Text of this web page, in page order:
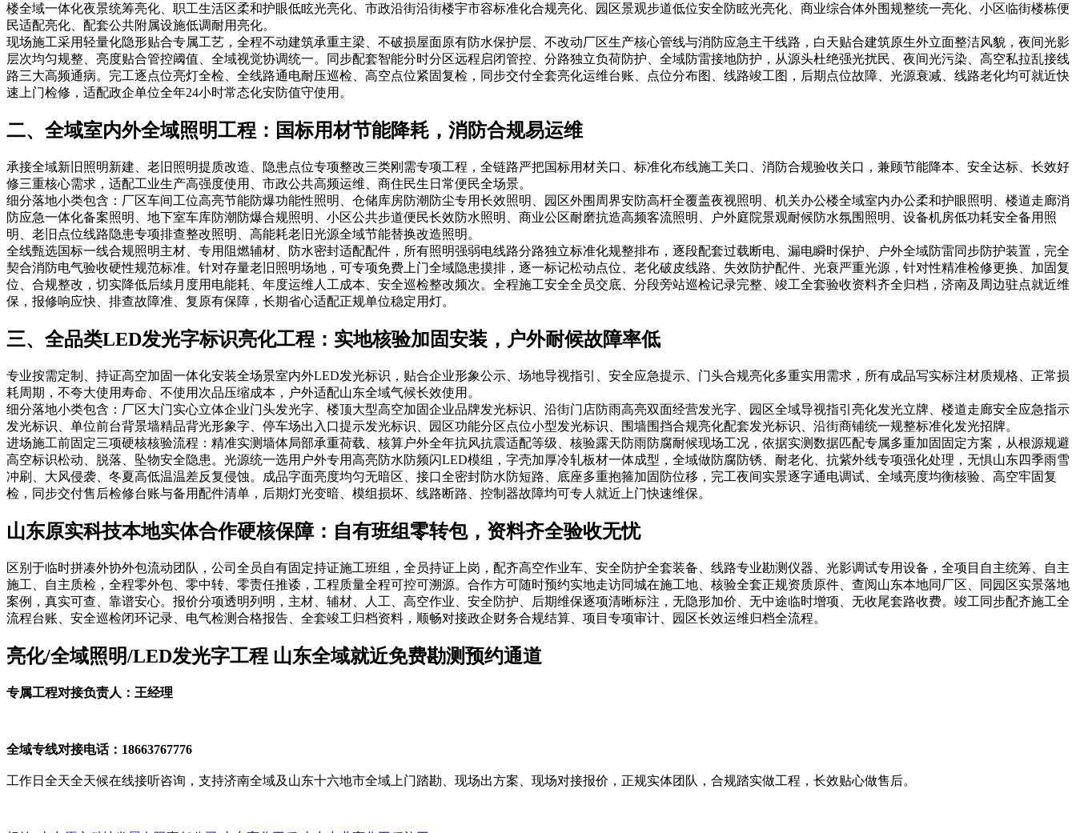
楼全域一体化夜景统筹亮化、职工生活区柔和护眼低眩光亮化、市政沿街沿街楼宇市容标准化合规亮化、园区景观步道低位安全防眩光亮化、商业综合体外围规整统一亮化、小区临街楼栋便
民适配亮化、配套公共附属设施低调耐用亮化。
现场施工采用轻量化隐形贴合专属工艺，全程不动建筑承重主梁、不破损屋面原有防水保护层、不改动厂区生产核心管线与消防应急主干线路，白天贴合建筑原生外立面整洁风貌，夜间光影
层次均匀规整、亮度贴合管控阈值、全域视觉协调统一。同步配套智能分时分区远程启闭管控、分路独立负荷防护、全域防雷接地防护，从源头杜绝强光扰民、夜间光污染、高空私拉乱接线
路三大高频通病。完工逐点位亮灯全检、全线路通电耐压巡检、高空点位紧固复检，同步交付全套亮化运维台账、点位分布图、线路竣工图，后期点位故障、光源衰减、线路老化均可就近快
速上门检修，适配政企单位全年24小时常态化安防值守使用。
二、全域室内外全域照明工程：国标用材节能降耗，消防合规易运维
承接全域新旧照明新建、老旧照明提质改造、隐患点位专项整改三类刚需专项工程，全链路严把国标用材关口、标准化布线施工关口、消防合规验收关口，兼顾节能降本、安全达标、长效好
修三重核心需求，适配工业生产高强度使用、市政公共高频运维、商住民生日常便民全场景。
细分落地小类包含：厂区车间工位高亮节能防爆功能性照明、仓储库房防潮防尘专用长效照明、园区外围周界安防高杆全覆盖夜视照明、机关办公楼全域室内办公柔和护眼照明、楼道走廊消
防应急一体化备案照明、地下室车库防潮防爆合规照明、小区公共步道便民长效防水照明、商业公区耐磨抗造高频客流照明、户外庭院景观耐候防水氛围照明、设备机房低功耗安全备用照
明、老旧点位线路隐患专项排查整改照明、高能耗老旧光源全域节能替换改造照明。
全线甄选国标一线合规照明主材、专用阻燃辅材、防水密封适配配件，所有照明强弱电线路分路独立标准化规整排布，逐段配套过载断电、漏电瞬时保护、户外全域防雷同步防护装置，完全
契合消防电气验收硬性规范标准。针对存量老旧照明场地，可专项免费上门全域隐患摸排，逐一标记松动点位、老化破皮线路、失效防护配件、光衰严重光源，针对性精准检修更换、加固复
位、合规整改，切实降低后续月度用电能耗、年度运维人工成本、安全巡检整改频次。全程施工安全全员交底、分段旁站巡检记录完整、竣工全套验收资料齐全归档，济南及周边驻点就近维
保，报修响应快、排查故障准、复原有保障，长期省心适配正规单位稳定用灯。
三、全品类LED发光字标识亮化工程：实地核验加固安装，户外耐候故障率低
专业按需定制、持证高空加固一体化安装全场景室内外LED发光标识，贴合企业形象公示、场地导视指引、安全应急提示、门头合规亮化多重实用需求，所有成品写实标注材质规格、正常损
耗周期，不夸大使用寿命、不使用次品压缩成本，户外适配山东全域气候长效使用。
细分落地小类包含：厂区大门实心立体企业门头发光字、楼顶大型高空加固企业品牌发光标识、沿街门店防雨高亮双面经营发光字、园区全域导视指引亮化发光立牌、楼道走廊安全应急指示
发光标识、单位前台背景墙精品背光形象字、停车场出入口提示发光标识、园区功能分区点位小型发光标识、围墙围挡合规亮化配套发光标识、沿街商铺统一规整标准化发光招牌。
进场施工前固定三项硬核核验流程：精准实测墙体局部承重荷载、核算户外全年抗风抗震适配等级、核验露天防雨防腐耐候现场工况，依据实测数据匹配专属多重加固固定方案，从根源规避
高空标识松动、脱落、坠物安全隐患。光源统一选用户外专用高亮防水防频闪LED模组，字壳加厚冷轧板材一体成型，全域做防腐防锈、耐老化、抗紫外线专项强化处理，无惧山东四季雨雪
冲刷、大风侵袭、冬夏高低温温差反复侵蚀。成品字面亮度均匀无暗区、接口全密封防水防短路、底座多重抱箍加固防位移，完工夜间实景逐字通电调试、全域亮度均衡核验、高空牢固复
检，同步交付售后检修台账与备用配件清单，后期灯光变暗、模组损坏、线路断路、控制器故障均可专人就近上门快速维保。
山东原实科技本地实体合作硬核保障：自有班组零转包，资料齐全验收无忧
区别于临时拼凑外协外包流动团队，公司全员自有固定持证施工班组，全员持证上岗，配齐高空作业车、安全防护全套装备、线路专业勘测仪器、光影调试专用设备，全项目自主统筹、自主
施工、自主质检，全程零外包、零中转、零责任推诿，工程质量全程可控可溯源。合作方可随时预约实地走访同城在施工地、核验全套正规资质原件、查阅山东本地同厂区、同园区实景落地
案例，真实可查、靠谱安心。报价分项透明列明，主材、辅材、人工、高空作业、安全防护、后期维保逐项清晰标注，无隐形加价、无中途临时增项、无收尾套路收费。竣工同步配齐施工全
流程台账、安全巡检闭环记录、电气检测合格报告、全套竣工归档资料，顺畅对接政企财务合规结算、项目专项审计、园区长效运维归档全流程。
亮化/全域照明/LED发光字工程 山东全域就近免费勘测预约通道
专属工程对接负责人：王经理
全域专线对接电话：18663767776
工作日全天全天候在线接听咨询，支持济南全域及山东十六地市全域上门踏勘、现场出方案、现场对接报价，正规实体团队，合规踏实做工程，长效贴心做售后。